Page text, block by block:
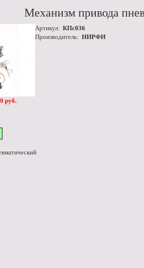
Механизм привода
Артикул: КПс036
Производитель: НИРФИ
руб.